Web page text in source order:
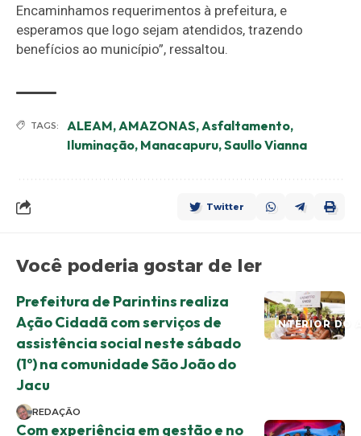
Encaminhamos requerimentos à prefeitura, e
esperamos que logo sejam atendidos, trazendo
benefícios ao município”, ressaltou.
TAGS: ALEAM, AMAZONAS, Asfaltamento,
Iluminação, Manacapuru,Saullo Vianna
Twitter
Você poderia gostar de ler
INTERIOR DO
Prefeitura de Parintins realiza
Ação Cidadã com serviços de
assistência social neste sábado
(1º) na comunidade São João do
Jacu
REDAÇÃO
Com experiência em gestão e no